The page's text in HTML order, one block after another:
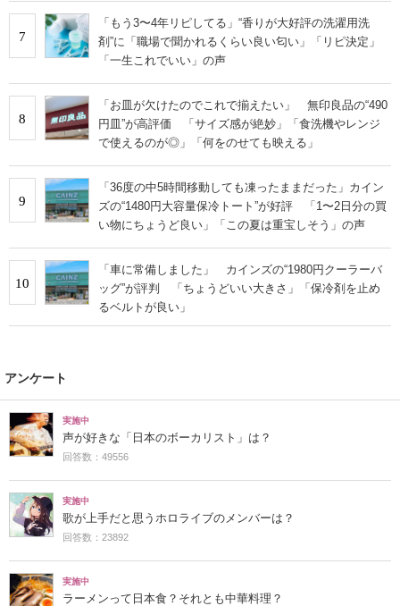
7
「もう3〜4年リピしてる」“香りが大好評の洗濯用洗
剤”に「職場で聞かれるくらい良い匂い」「リピ決定」
「一生これでいい」の声
8
「お皿が欠けたのでこれで揃えたい」 無印良品の“490
円皿”が高評価 「サイズ感が絶妙」「食洗機やレンジ
で使えるのが◎」「何をのせても映える」
9
「36度の中5時間移動しても凍ったままだった」カイン
ズの“1480円大容量保冷トート”が好評 「1〜2日分の買
い物にちょうど良い」「この夏は重宝しそう」の声
10
「車に常備しました」 カインズの“1980円クーラーバ
ッグ”が評判 「ちょうどいい大きさ」「保冷剤を止め
るベルトが良い」
アンケート
実施中
声が好きな「日本のボーカリスト」は？
回答数：49556
実施中
歌が上手だと思うホロライブのメンバーは？
回答数：23892
実施中
ラーメンって日本食？それとも中華料理？